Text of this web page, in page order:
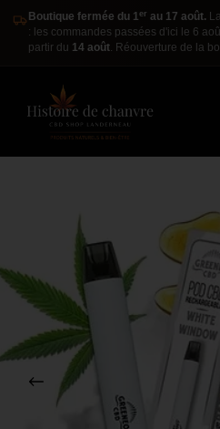
Boutique fermée du 1er au 17 août.
: les commandes passées d'ici le 6
partir du 14 août. Réouverture de la